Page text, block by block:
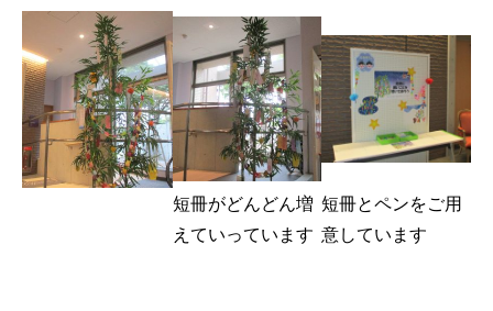
短冊がどんどん増
えていっています
短冊とペンをご用
意しています